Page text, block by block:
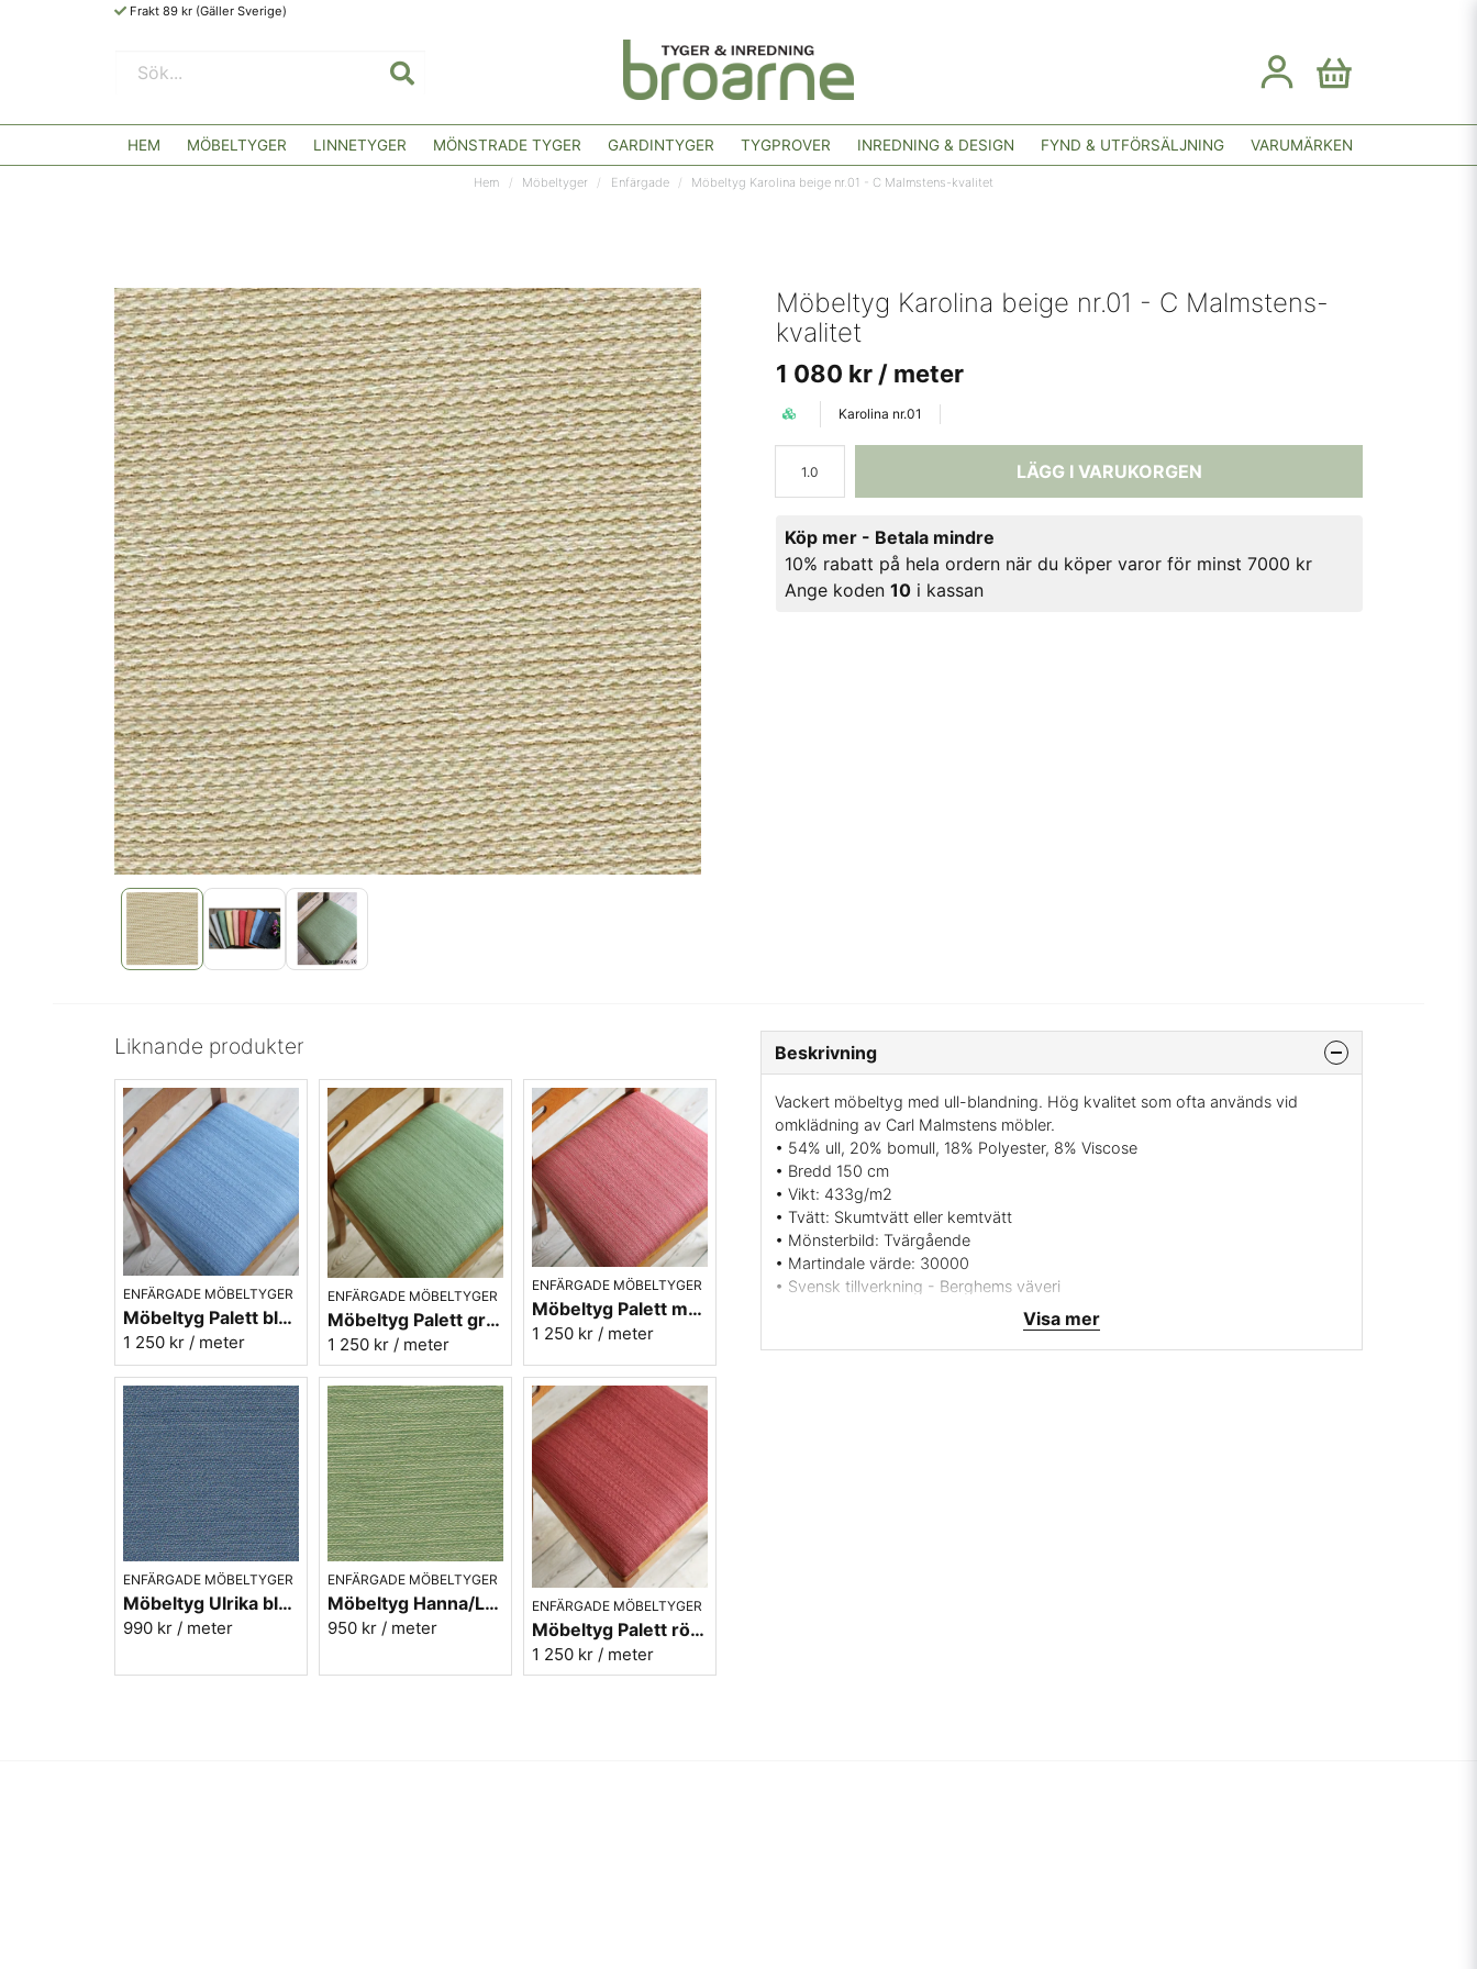
Frakt 89 kr (Gäller Sverige)
HEM MÖBELTYGER LINNETYGER MÖNSTRADE TYGER GARDINTYGER TYGPROVER INREDNING & DESIGN FYND & UTFÖRSÄLJNING VARUMÄRKEN
Hem Möbeltyger Enfärgade Möbeltyg Karolina beige nr.01 - C Malmstens-kvalitet
Möbeltyg Karolina beige nr.01 - C Malmstens-
kvalitet
1 080 kr / meter
Karolina nr.01
LÄGG I VARUKORGEN
Köp mer - Betala mindre
10% rabatt på hela ordern när du köper varor för minst 7000 kr
Ange koden10 i kassan
Liknande produkter
ENFÄRGADE MÖBELTYGER
Möbeltyg Palett blå nr.50 - Carl Malmstens-kvalitet
1 250 kr / meter
ENFÄRGADE MÖBELTYGER
Möbeltyg Palett grön nr.70 - Carl Malmstens-kvalitet
1 250 kr / meter
ENFÄRGADE MÖBELTYGER
Möbeltyg Palett mörkrosa nr.31 - Carl Malmstens-kvalitet
1 250 kr / meter
ENFÄRGADE MÖBELTYGER
Möbeltyg Ulrika blå nr.51 - Carl Malmstens-kvalitet
990 kr / meter
ENFÄRGADE MÖBELTYGER
Möbeltyg Hanna/Linnea grön melerad nr.75 - Carl Malmstens-kvalitet
950 kr / meter
ENFÄRGADE MÖBELTYGER
Möbeltyg Palett röd nr.30 - Carl Malmstens-kvalitet
1 250 kr / meter
Beskrivning
Vackert möbeltyg med ull-blandning. Hög kvalitet som ofta används vid
omklädning av Carl Malmstens möbler.
• 54% ull, 20% bomull, 18% Polyester, 8% Viscose
• Bredd 150 cm
• Vikt: 433g/m2
• Tvätt: Skumtvätt eller kemtvätt
• Mönsterbild: Tvärgående
• Martindale värde: 30000
• Svensk tillverkning - Berghems väveri
Visa mer